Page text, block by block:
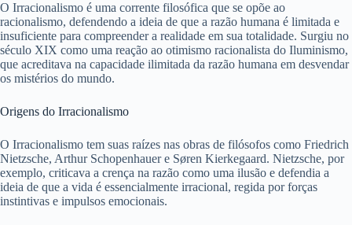
O Irracionalismo é uma corrente filosófica que se opõe ao
racionalismo, defendendo a ideia de que a razão humana é limitada e
insuficiente para compreender a realidade em sua totalidade. Surgiu no
século XIX como uma reação ao otimismo racionalista do Iluminismo,
que acreditava na capacidade ilimitada da razão humana em desvendar
os mistérios do mundo.
Origens do Irracionalismo
O Irracionalismo tem suas raízes nas obras de filósofos como Friedrich
Nietzsche, Arthur Schopenhauer e Søren Kierkegaard. Nietzsche, por
exemplo, criticava a crença na razão como uma ilusão e defendia a
ideia de que a vida é essencialmente irracional, regida por forças
instintivas e impulsos emocionais.